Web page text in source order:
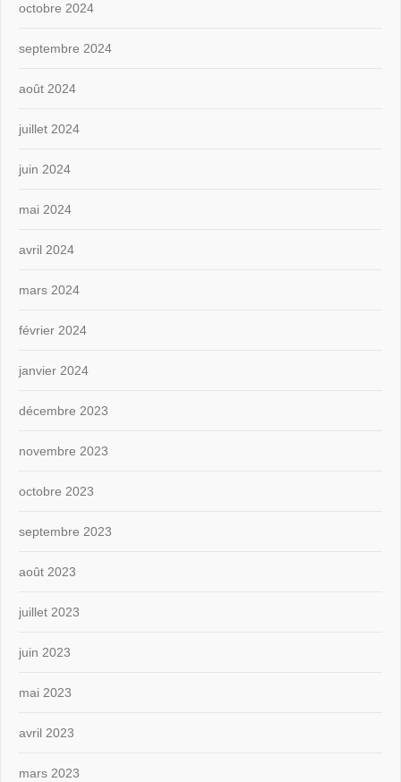
octobre 2024
septembre 2024
août 2024
juillet 2024
juin 2024
mai 2024
avril 2024
mars 2024
février 2024
janvier 2024
décembre 2023
novembre 2023
octobre 2023
septembre 2023
août 2023
juillet 2023
juin 2023
mai 2023
avril 2023
mars 2023